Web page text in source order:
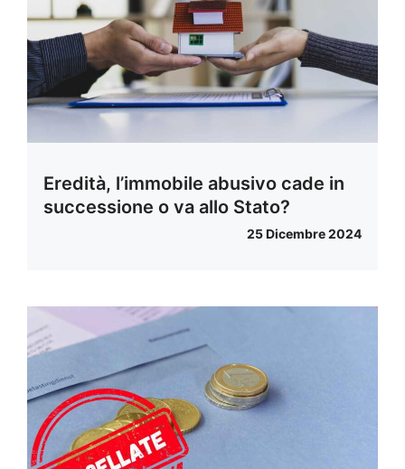
Eredità, l’immobile abusivo cade in
successione o va allo Stato?
25 Dicembre 2024